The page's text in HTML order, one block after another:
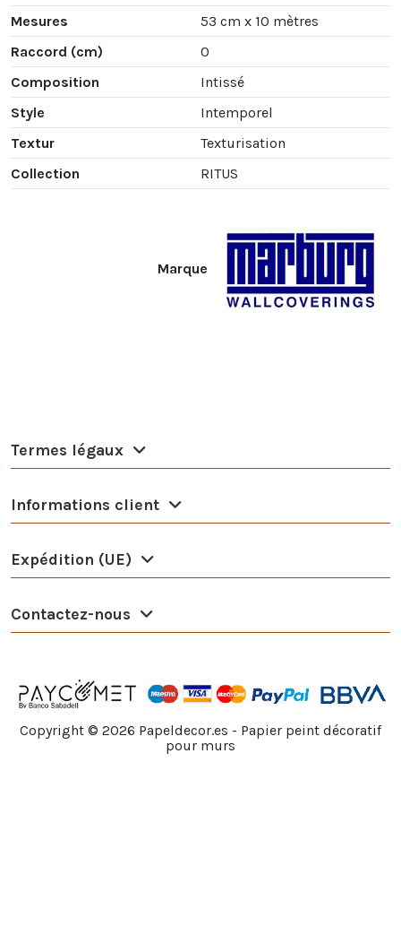
Mesures
53 cm x 10 mètres
Raccord (cm)
0
Composition
Intissé
Style
Intemporel
Textur
Texturisation
Collection
RITUS
Marque
Termes légaux
Informations client
Expédition (UE)
Contactez-nous
Copyright © 2026 Papeldecor.es - Papier peint décoratif
pour murs